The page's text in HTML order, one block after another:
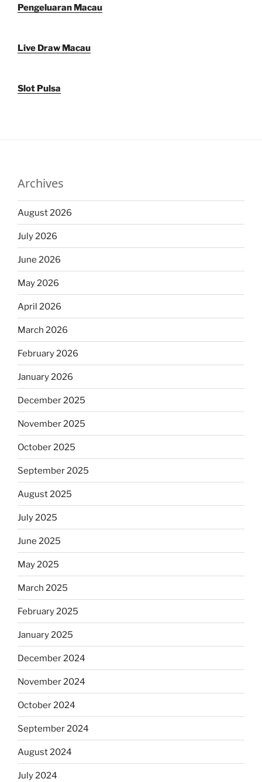
Pengeluaran Macau
Live Draw Macau
Slot Pulsa
Archives
August 2026
July 2026
June 2026
May 2026
April 2026
March 2026
February 2026
January 2026
December 2025
November 2025
October 2025
September 2025
August 2025
July 2025
June 2025
May 2025
March 2025
February 2025
January 2025
December 2024
November 2024
October 2024
September 2024
August 2024
July 2024